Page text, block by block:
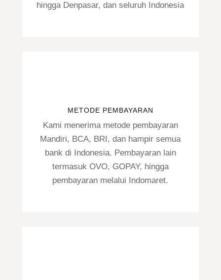
hingga Denpasar, dan seluruh Indonesia
METODE PEMBAYARAN
Kami menerima metode pembayaran
Mandiri, BCA, BRI, dan hampir semua
bank di Indonesia. Pembayaran lain
termasuk OVO, GOPAY, hingga
pembayaran melalui Indomaret.